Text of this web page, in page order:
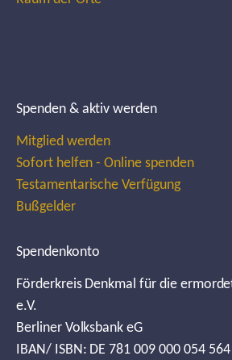
Spenden & aktiv werden
Mitglied werden
Sofort helfen - Online spenden
Testamentarische Verfügung
Bußgelder
Spendenkonto
Förderkreis Denkmal für die
e.V.
Berliner Volksbank eG
IBAN/ ISBN: DE 781 009 000 054